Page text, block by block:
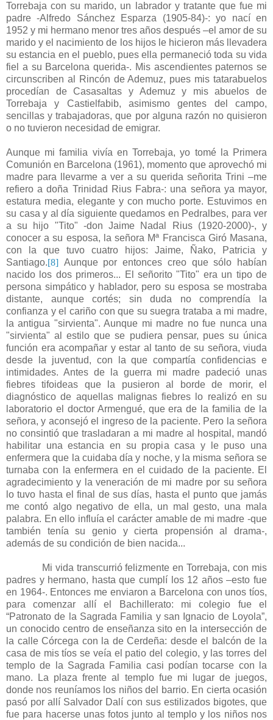
Torrebaja con su marido, un labrador y tratante que fue mi
padre -Alfredo Sánchez Esparza (1905-84)-: yo nací en
1952 y mi hermano menor tres años después –el amor de su
marido y el nacimiento de los hijos le hicieron más llevadera
su estancia en el pueblo, pues ella permaneció toda su vida
fiel a su Barcelona querida-. Mis ascendientes paternos se
circunscriben al Rincón de Ademuz, pues mis tatarabuelos
procedían de Casasaltas y Ademuz y mis abuelos de
Torrebaja y Castielfabib, asimismo gentes del campo,
sencillas y trabajadoras, que por alguna razón no quisieron
o no tuvieron necesidad de emigrar.
Aunque mi familia vivía en Torrebaja, yo tomé la Primera
Comunión en Barcelona (1961), momento que aprovechó mi
madre para llevarme a ver a su querida señorita Trini –me
refiero a doña Trinidad Rius Fabra-: una señora ya mayor,
estatura media, elegante y con mucho porte. Estuvimos en
su casa y al día siguiente quedamos en Pedralbes, para ver
a su hijo "Tito" -don Jaime Nadal Rius (1920-2000)-, y
conocer a su esposa, la señora Mª Francisca Giró Masana,
con la que tuvo cuatro hijos: Jaime, Ñako, Patricia y
Santiago.[8] Aunque por entonces creo que sólo habían
nacido los dos primeros... El señorito "Tito" era un tipo de
persona simpático y hablador, pero su esposa se mostraba
distante, aunque cortés; sin duda no comprendía la
confianza y el cariño con que su suegra trataba a mi madre,
la antigua "sirvienta". Aunque mi madre no fue nunca una
"sirvienta" al estilo que se pudiera pensar, pues su única
función era acompañar y estar al tanto de su señora, viuda
desde la juventud, con la que compartía confidencias e
intimidades. Antes de la guerra mi madre padeció unas
fiebres tifoideas que la pusieron al borde de morir, el
diagnóstico de aquellas malignas fiebres lo realizó en su
laboratorio el doctor Armengué, que era de la familia de la
señora, y aconsejó el ingreso de la paciente. Pero la señora
no consintió que trasladaran a mi madre al hospital, mandó
habilitar una estancia en su propia casa y le puso una
enfermera que la cuidaba día y noche, y la misma señora se
turnaba con la enfermera en el cuidado de la paciente. El
agradecimiento y la veneración de mi madre por su señora
lo tuvo hasta el final de sus días, hasta el punto que jamás
me contó algo negativo de ella, un mal gesto, una mala
palabra. En ello influía el carácter amable de mi madre -que
también tenía su genio y cierta propensión al drama-,
además de su condición de bien nacida...
Mi vida transcurrió felizmente en Torrebaja, con mis
padres y hermano, hasta que cumplí los 12 años –esto fue
en 1964-. Entonces me enviaron a Barcelona con unos tíos,
para comenzar allí el Bachillerato: mi colegio fue el
“Patronato de la Sagrada Familia y san Ignacio de Loyola”,
un conocido centro de enseñanza sito en la intersección de
la calle Córcega con la de Cerdeña: desde el balcón de la
casa de mis tíos se veía el patio del colegio, y las torres del
templo de la Sagrada Familia casi podían tocarse con la
mano. La plaza frente al templo fue mi lugar de juegos,
donde nos reuníamos los niños del barrio. En cierta ocasión
pasó por allí Salvador Dalí con sus estilizados bigotes, que
fue para hacerse unas fotos junto al templo y los niños nos